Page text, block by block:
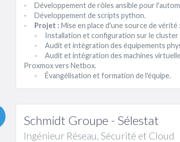
- Développement de rôles ansible pour
- Développement de scripts python.
- Projet : Mise en place d'une source de vérité
- Installation et configuration sur le cluster
- Audit et intégration des équipements
- Audit et intégration des machines
Proxmox vers Netbox.
- Évangélisation et formation de l'équipe.
Schmidt Groupe - Sélestat
Ingénieur Réseau, Sécurité et Cloud